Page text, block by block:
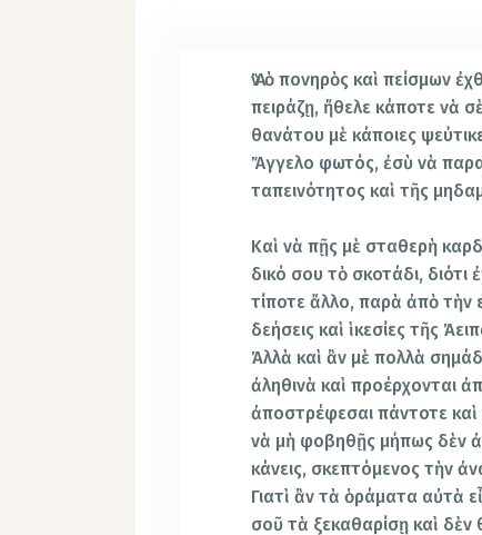
Ἂν ὁ πονηρὸς καὶ πείσμων
πειράζῃ, ἤθελε κάποτε νὰ
θανάτου μὲ κάποιες
Ἄγγελο φωτός, ἐσὺ νὰ
ταπεινότητος καὶ τῆς
Καὶ νὰ πῇς μὲ σταθερὴ
δικό σου τὸ σκοτάδι,
τίποτε ἄλλο, παρὰ ἀπὸ τὴν
δεήσεις καὶ ἱκεσίες τῆς
Ἀλλὰ καὶ ἂν μὲ πολλὰ
ἀληθινὰ καὶ προέρχονται
ἀποστρέφεσαι πάντοτε
νὰ μὴ φοβηθῇς μήπως δὲν
κάνεις, σκεπτόμενος τὴν
Γιατὶ ἂν τὰ ὁράματα αὐτὰ
σοῦ τὰ ξεκαθαρίσῃ καὶ δὲν